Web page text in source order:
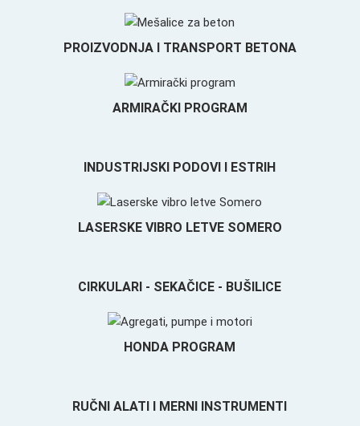
PROIZVODNJA I TRANSPORT BETONA
ARMIRAČKI PROGRAM
INDUSTRIJSKI PODOVI I ESTRIH
LASERSKE VIBRO LETVE SOMERO
CIRKULARI - SEKAČICE - BUŠILICE
HONDA PROGRAM
RUČNI ALATI I MERNI INSTRUMENTI